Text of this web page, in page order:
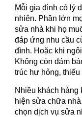
Mỗi gia đình có lý
nhiên. Phần lớn
sửa nhà khi họ
đáp ứng nhu cầu
đình. Hoặc khi
Không còn đảm
trúc hư hỏng, thiếu
Nhiều khách
hiện sửa chữa
chọn dịch vụ sửa